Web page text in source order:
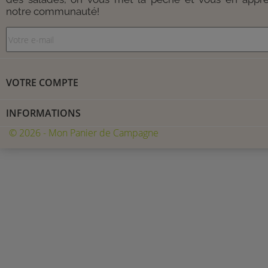
notre communauté!
VOTRE COMPTE
INFORMATIONS
© 2026 - Mon Panier de Campagne